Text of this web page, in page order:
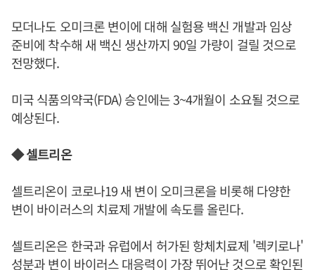
모더나도 오미크론 변이에 대해 실험용 백신 개발과 임상
준비에 착수해 새 백신 생산까지 90일 가량이 걸릴 것으로
전망했다.
미국 식품의약국(FDA) 승인에는 3~4개월이 소요될 것으로
예상된다.
◆ 셀트리온
셀트리온이 코로나19 새 변이 오미크론을 비롯해 다양한
변이 바이러스의 치료제 개발에 속도를 올린다.
셀트리온은 한국과 유럽에서 허가된 항체치료제 '렉키로나'
성분과 변이 바이러스 대응력이 가장 뛰어난 것으로 확인된